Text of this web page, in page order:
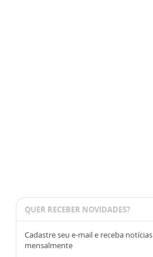
QUER RECEBER NOVIDADES?
Cadastre seu e-mail e receba notícias
mensalmente